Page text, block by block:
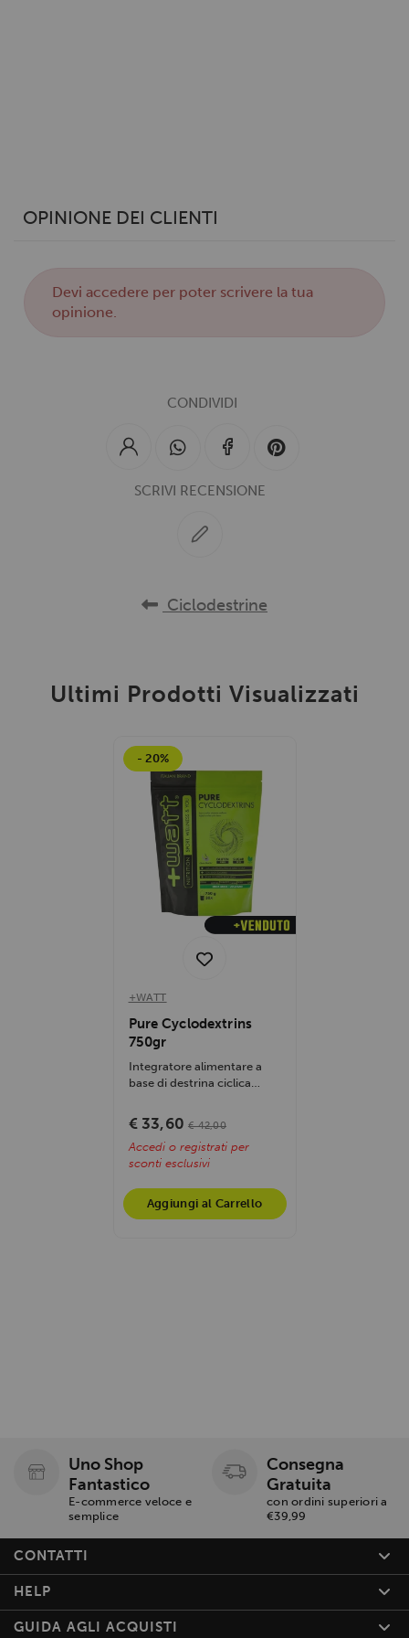
OPINIONE DEI CLIENTI
Deviaccedere per poter scrivere la tua
opinione.
CONDIVIDI
SCRIVI RECENSIONE
Ciclodestrine
Ultimi Prodotti Visualizzati
- 20%
+WATT
Pure Cyclodextrins
750gr
Integratore alimentare a
base di destrina ciclica
(Cluster...
€ 33,60 € 42,00
Accedi o registrati per
sconti esclusivi
Aggiungi al Carrello
Uno Shop
Fantastico
E-commerce veloce e
semplice
Consegna
Gratuita
con ordini superiori a
€39,99
CONTATTI
HELP
GUIDA AGLI ACQUISTI